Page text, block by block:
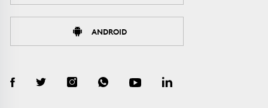
ANDROID